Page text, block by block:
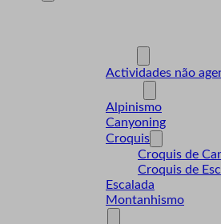
Actividades não
Alpinismo
Canyoning
Croquis
Croquis de
Croquis de
Escalada
Montanhismo